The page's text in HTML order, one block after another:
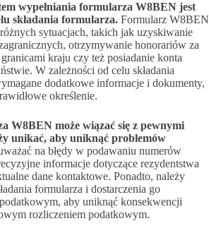
wypełniania formularza W8BEN jest
składania formularza. Formularz W8BEN
sytuacjach, takich jak uzyskiwanie
otrzymywanie honorariów za
kraju czy też posiadanie konta
W zależności od celu składania
dodatkowe informacje i dokumenty,
określenie.
W8BEN może wiązać się z pewnymi
unikać, aby uniknąć problemów
na błędy w podawaniu numerów
informacje dotyczące rezydentstwa
dane kontaktowe. Ponadto, należy
formularza i dostarczenia go
aby uniknąć konsekwencji
rozliczeniem podatkowym.